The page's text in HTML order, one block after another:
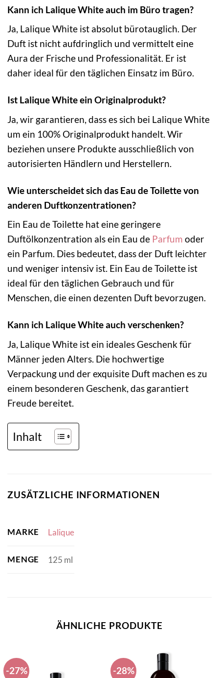
Kann ich Lalique White auch im Büro tragen?
Ja, Lalique White ist absolut bürotauglich. Der
Duft ist nicht aufdringlich und vermittelt eine
Aura der Frische und Professionalität. Er ist
daher ideal für den täglichen Einsatz im Büro.
Ist Lalique White ein Originalprodukt?
Ja, wir garantieren, dass es sich bei Lalique White
um ein 100% Originalprodukt handelt. Wir
beziehen unsere Produkte ausschließlich von
autorisierten Händlern und Herstellern.
Wie unterscheidet sich das Eau de Toilette von
anderen Duftkonzentrationen?
Ein Eau de Toilette hat eine geringere
Duftölkonzentration als ein Eau de Parfum oder
ein Parfum. Dies bedeutet, dass der Duft leichter
und weniger intensiv ist. Ein Eau de Toilette ist
ideal für den täglichen Gebrauch und für
Menschen, die einen dezenten Duft bevorzugen.
Kann ich Lalique White auch verschenken?
Ja, Lalique White ist ein ideales Geschenk für
Männer jeden Alters. Die hochwertige
Verpackung und der exquisite Duft machen es zu
einem besonderen Geschenk, das garantiert
Freude bereitet.
Inhalt
ZUSÄTZLICHE INFORMATIONEN
MARKE Lalique
MENGE 125 ml
ÄHNLICHE PRODUKTE
-27% -28%